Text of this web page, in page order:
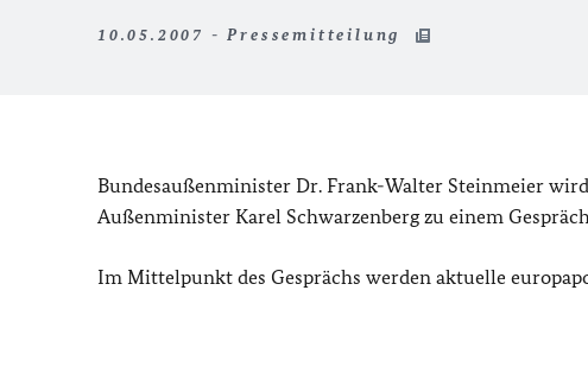
10.05.2007 - Pressemitteilung
Bundesaußenminister Dr. Frank-Walter Steinmeier
Außenminister Karel Schwarzenberg zu einem
Im Mittelpunkt des Gesprächs werden aktuelle